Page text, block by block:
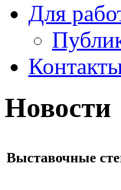
Для
Новости
Выставочные